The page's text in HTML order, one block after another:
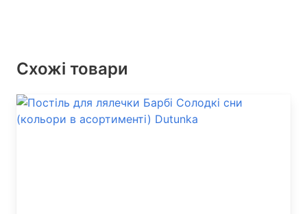
Схожі товари